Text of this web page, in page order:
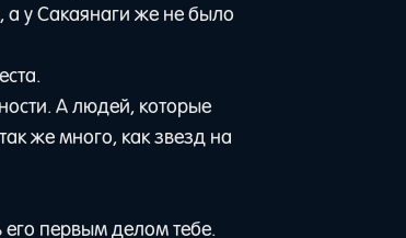
а у Сакаянаги же не было
А людей, которые
же много, как звезд на
его первым делом тебе.